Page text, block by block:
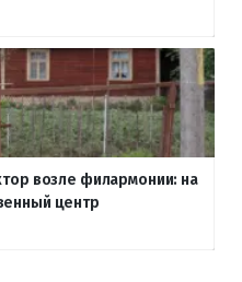
возле филармонии: на
центр